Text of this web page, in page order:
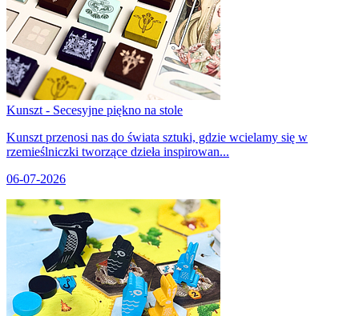
Kunszt - Secesyjne piękno na stole
Kunszt przenosi nas do świata sztuki, gdzie wcielamy się w
rzemieślniczki tworzące dzieła inspirowan...
06-07-2026